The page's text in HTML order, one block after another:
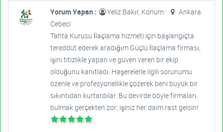
Yorum Yapan : Yeliz Bakır, Konum :
Ankara
Cebeci
Tahta Kurusu İlaçlama hizmeti için başlangıçta
tereddüt ederek aradığım Güçlü İlaçlama firması,
işini titizlikle yapan ve güven veren bir ekip
olduğunu kanıtladı. Haşerelerle ilgili sorunumu
özenle ve profesyonellikle çözerek beni büyük bir
sıkıntıdan kurtardılar. Bu devirde böyle firmaları
bulmak gerçekten zor; işiniz her daim rast gelsin!